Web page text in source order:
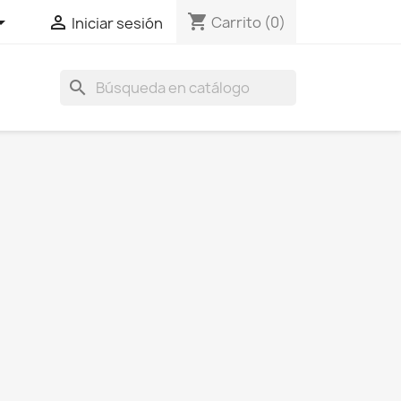
 Iniciar sesión shopping_cart Carrito (0)
search